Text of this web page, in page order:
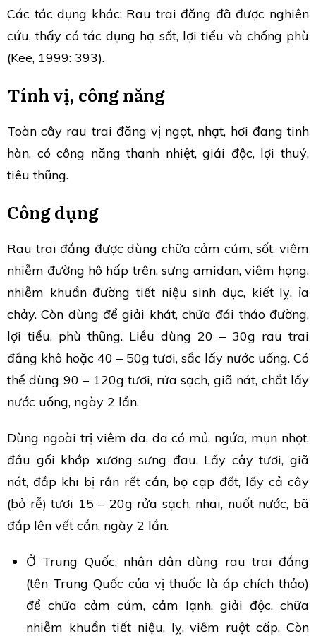
Các tác dụng khác: Rau trai đăng đã được nghiên
cứu, thấy có tác dụng hạ sốt, lợi tiểu và chống phù
(Kee, 1999: 393).
Tính vị, công năng
Toàn cây rau trai đăng vị ngọt, nhạt, hơi đang tinh
hàn, có công năng thanh nhiệt, giải độc, lợi thuỷ,
tiêu thũng.
Công dụng
Rau trai đắng được dùng chữa cảm cúm, sốt, viêm
nhiễm đường hô hấp trên, sưng amidan, viêm họng,
nhiễm khuẩn đường tiết niệu sinh dục, kiết lỵ, ỉa
chảy. Còn dùng để giải khát, chữa đái tháo đường,
lợi tiểu, phù thũng. Liều dùng 20 – 30g rau trai
đắng khô hoặc 40 – 50g tươi, sắc lấy nước uống. Có
thể dùng 90 – 120g tươi, rửa sạch, giã nát, chắt lấy
nước uống, ngày 2 lần.
Dùng ngoài trị viêm da, da có mủ, ngứa, mụn nhọt,
đầu gối khớp xương sưng đau. Lấy cây tươi, giã
nát, đắp khi bị rắn rết cắn, bọ cạp đốt, lấy cả cây
(bỏ rễ) tươi 15 – 20g rửa sạch, nhai, nuốt nước, bã
đắp lên vết cắn, ngày 2 lần.
Ở Trung Quốc, nhân dân dùng rau trai đắng
(tên Trung Quốc của vị thuốc là áp chích thảo)
để chữa cảm cúm, cảm lạnh, giải độc, chữa
nhiễm khuẩn tiết niệu, lỵ, viêm ruột cấp. Còn